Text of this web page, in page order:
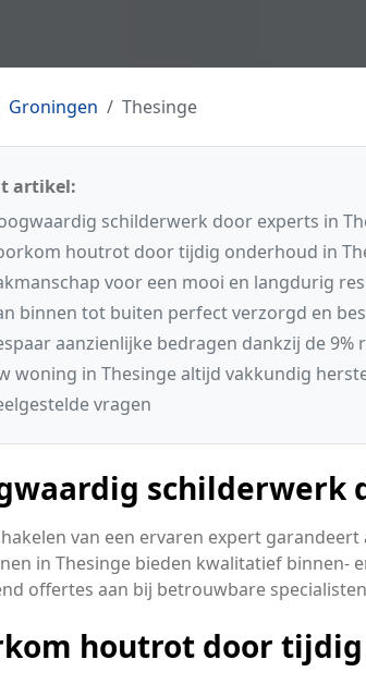
Groningen Thesinge
artikel:
schilderwerk door experts in
houtrot door tijdig onderhoud in
voor een mooi en langdurig
binnen tot buiten perfect verzorgd en
aanzienlijke bedragen dankzij de 9%
woning in Thesinge altijd vakkundig
vragen
schilderwerk
van een ervaren expert
in Thesinge bieden kwalitatief binnen-
offertes aan bij betrouwbare
houtrot door